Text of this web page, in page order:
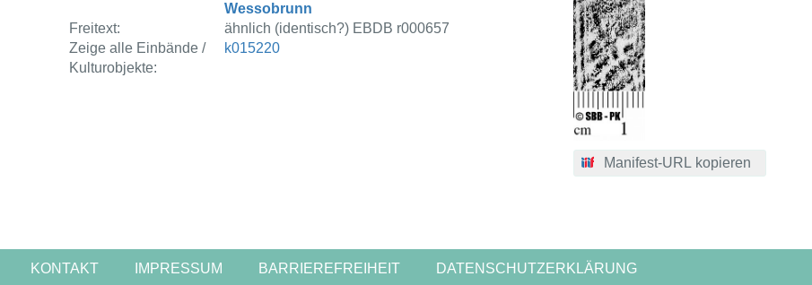
Wessobrunn
Freitext:
ähnlich (identisch?) EBDB r000657
Zeige alle Einbände /
Kulturobjekte:
k015220
Manifest-URL kopieren
KONTAKT IMPRESSUM BARRIEREFREIHEIT DATENSCHUTZERKLÄRUNG